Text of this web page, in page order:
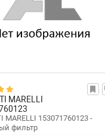
MARELLI
MARELLI 153071760123 -
фильтр